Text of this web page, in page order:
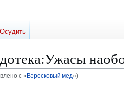
:Ужасы
с « Вересковый мед»)
Осудить